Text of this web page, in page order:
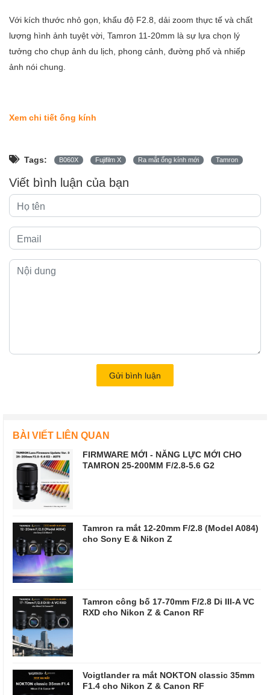
Với kích thước nhỏ gọn, khẩu độ F2.8, dải zoom thực tế và chất
lượng hình ảnh tuyệt vời, Tamron 11-20mm là sự lựa chọn lý
tưởng cho chụp ảnh du lịch, phong cảnh, đường phố và nhiếp
ảnh nói chung.
Xem chi tiết ống kính
Tags: B060X Fujifilm X Ra mắt ống kính mới Tamron
Viết bình luận của bạn
Gửi bình luận
BÀI VIẾT LIÊN QUAN
FIRMWARE MỚI - NĂNG LỰC MỚI CHO
TAMRON 25-200MM F/2.8-5.6 G2
Tamron ra mắt 12-20mm F/2.8 (Model A084)
cho Sony E & Nikon Z
Tamron công bố 17-70mm F/2.8 Di III-A VC
RXD cho Nikon Z & Canon RF
Voigtlander ra mắt NOKTON classic 35mm
F1.4 cho Nikon Z & Canon RF